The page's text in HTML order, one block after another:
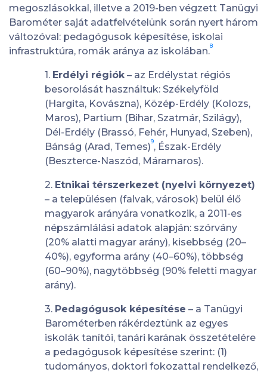
megoszlásokkal, illetve a 2019-ben végzett Tanügyi
Barométer saját adatfelvételünk során nyert három
változóval: pedagógusok képesítése, iskolai
infrastruktúra, romák aránya az iskolában.8
1. Erdélyi régiók – az Erdélystat régiós
besorolását használtuk: Székelyföld
(Hargita, Kovászna), Közép-Erdély (Kolozs,
Maros), Partium (Bihar, Szatmár, Szilágy),
Dél-Erdély (Brassó, Fehér, Hunyad, Szeben),
Bánság (Arad, Temes)9, Észak-Erdély
(Beszterce-Naszód, Máramaros).
2. Etnikai térszerkezet (nyelvi környezet)
– a településen (falvak, városok) belül élő
magyarok arányára vonatkozik, a 2011-es
népszámlálási adatok alapján: szórvány
(20% alatti magyar arány), kisebbség (20–
40%), egyforma arány (40–60%), többség
(60–90%), nagytöbbség (90% feletti magyar
arány).
3. Pedagógusok képesítése – a Tanügyi
Barométerben rákérdeztünk az egyes
iskolák tanítói, tanári karának összetételére
a pedagógusok képesítése szerint: (1)
tudományos, doktori fokozattal rendelkező,